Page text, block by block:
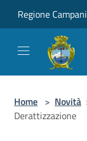
Regione
Home > Novità
Derattizzazione